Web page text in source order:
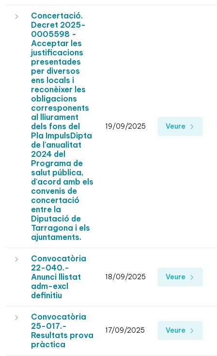
Concertació.
Decret 2025-
0005598 -
Acceptar les
justificacions
presentades
per diversos
ens locals i
reconèixer les
obligacions
corresponents
al lliurament
dels fons del
Pla ImpulsDipta
de l'anualitat
2024 del
Programa de
salut pública,
d'acord amb els
convenis de
concertació
entre la
Diputació de
Tarragona i els
ajuntaments.
19/09/2025 Veure
Convocatòria
22-040.-
Anunci llistat
adm-excl
definitiu
18/09/2025 Veure
Convocatòria
25-017.-
Resultats prova
pràctica
17/09/2025 Veure